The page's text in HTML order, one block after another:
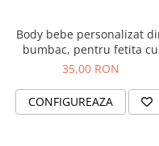
Tablou Personalizat
Body bebe personalizat
bumbac, pentru fetita cu
nume si pisicuta, cadou
35,00 RON
CONFIGUREAZA